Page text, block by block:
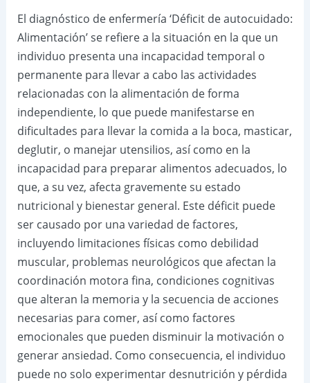
El diagnóstico de enfermería ‘Déficit de autocuidado:
Alimentación’ se refiere a la situación en la que un
individuo presenta una incapacidad temporal o
permanente para llevar a cabo las actividades
relacionadas con la alimentación de forma
independiente, lo que puede manifestarse en
dificultades para llevar la comida a la boca, masticar,
deglutir, o manejar utensilios, así como en la
incapacidad para preparar alimentos adecuados, lo
que, a su vez, afecta gravemente su estado
nutricional y bienestar general. Este déficit puede
ser causado por una variedad de factores,
incluyendo limitaciones físicas como debilidad
muscular, problemas neurológicos que afectan la
coordinación motora fina, condiciones cognitivas
que alteran la memoria y la secuencia de acciones
necesarias para comer, así como factores
emocionales que pueden disminuir la motivación o
generar ansiedad. Como consecuencia, el individuo
puede no solo experimentar desnutrición y pérdida